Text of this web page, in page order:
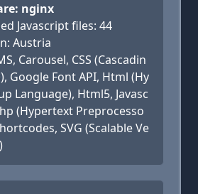
nginx
Javascript files: 44
Austria
Carousel, CSS (Cascadin
Google Font API, Html (Hy
Language), Html5, Javasc
(Hypertext Preprocesso
SVG (Scalable Ve